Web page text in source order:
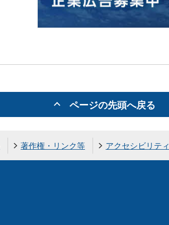
ページの先頭へ戻る
著作権・リンク等 アクセシビリティ